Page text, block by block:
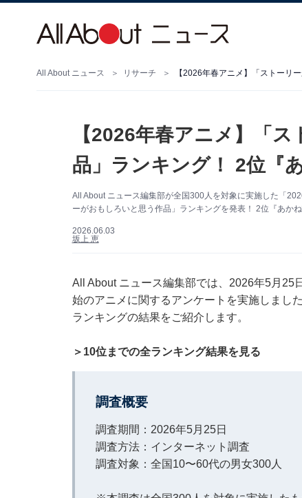
All About ニュース リサーチ
【2026年春アニメ】「
品」ランキング！ 2位『
All About ニュース編集部が全国300人を対象に実施した「
ーがおもしろいと思う作品」ランキングを発表！ 2位『あか
2026.06.03
坂上 恵
All About ニュース編集部では、2026年5月25
始のアニメに関するアンケートを実施しまし
ランキングの結果をご紹介します。
＞10位までの全ランキング結果を見る
調査概要
調査期間：2026年5月25日
調査方法：インターネット調査
調査対象：全国10〜60代の男女300人